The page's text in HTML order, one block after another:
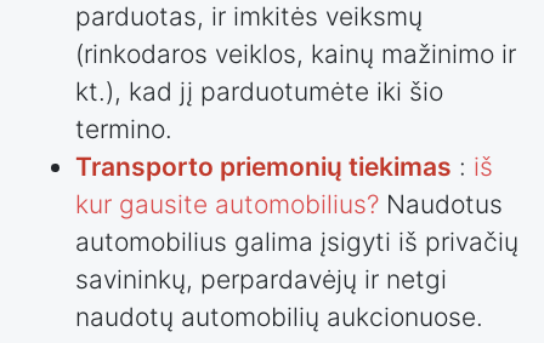
parduotas, ir imkitės veiksmų
(rinkodaros veiklos, kainų mažinimo ir
kt.), kad jį parduotumėte iki šio
termino.
Transporto priemonių tiekimas : iš
kur gausite automobilius? Naudotus
automobilius galima įsigyti iš privačių
savininkų, perpardavėjų ir netgi
naudotų automobilių aukcionuose.